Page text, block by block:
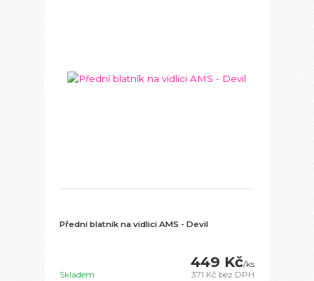
Přední blatník na vidlici AMS - Devil
449 Kč/ks
371 Kč bez DPH
Skladem